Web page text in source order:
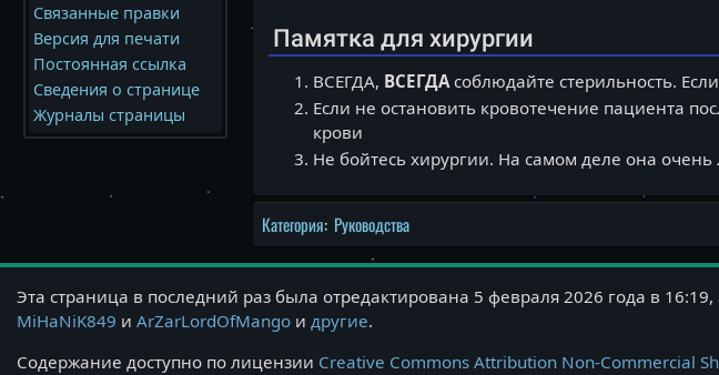
Памятка для хирургии
ВСЕГДА, ВСЕГДАсоблюдайте стерильность.
Если не остановить кровотечение пациента
крови
Не бойтесь хирургии. На самом деле она очень
Категория: Руководства
Связанные правки
Версия для печати
Постоянная ссылка
Сведения о странице
Журналы страницы
Эта страница в последний раз была отредактирована 5 февраля 2026 года в
MiHaNiK849 иArZarLordOfMango и другие.
Содержание доступно по лицензии Creative Commons Attribution Non-Commercial